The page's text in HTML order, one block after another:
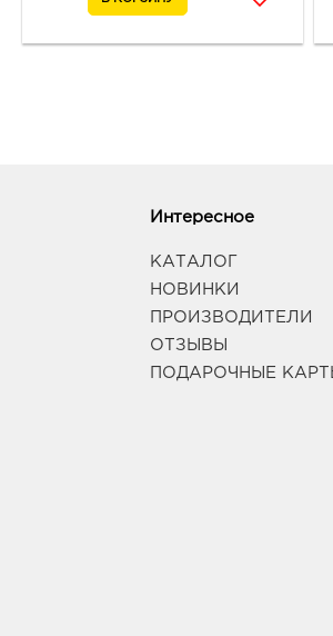
Интересное
КАТАЛОГ
НОВИНКИ
ПРОИЗВОДИТЕЛИ
ОТЗЫВЫ
ПОДАРОЧНЫЕ